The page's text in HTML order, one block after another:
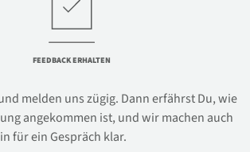
FEEDBACK ERHALTEN
melden uns zügig. Dann erfährst Du, wie
angekommen ist, und wir machen auch
für ein Gespräch klar.